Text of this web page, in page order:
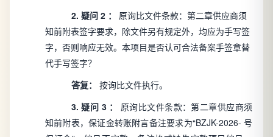
2. 疑问 2 ： 原询比文件条款：第二章供应商须
知前附表签字要求，除文件另有规定外，均应为手写签
字，否则响应无效。本项目是否认可合法备案手签章替
代手写签字？
答复： 按询比文件执行。
3.疑问 3 ： 原询比文件条款：第二章供应商须
知前附表，保证金转账附言备注要求为“BZJK-2026- 号